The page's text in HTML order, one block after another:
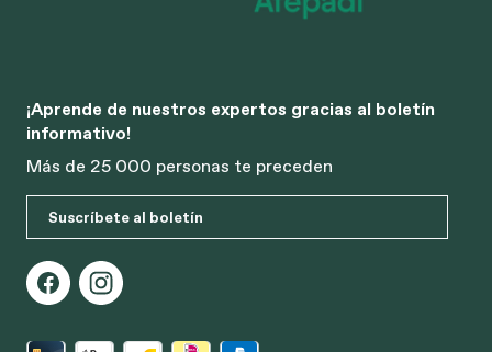
¡Aprende de nuestros expertos gracias al boletín
informativo!
Más de 25 000 personas te preceden
Suscríbete al boletín